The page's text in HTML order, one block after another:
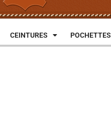
CEINTURES POCHETTES